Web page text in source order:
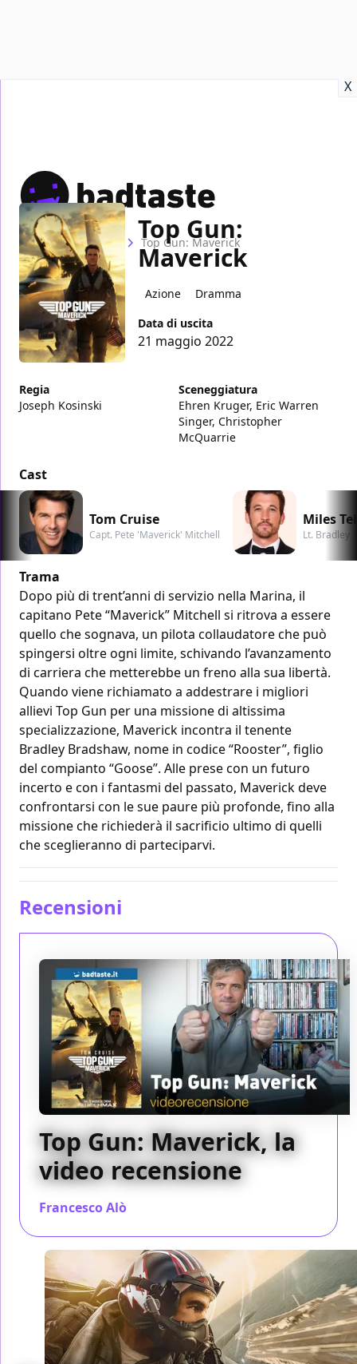
X
Home Film Top Gun: Maverick
Top Gun:
Maverick
Azione
Dramma
Data di uscita
21 maggio 2022
Regia
Joseph Kosinski
Sceneggiatura
Ehren Kruger, Eric Warren
Singer, Christopher
McQuarrie
Cast
Tom Cruise
Capt. Pete 'Maverick' Mitchell
Miles
Lt. Bradley
Trama
Dopo più di trent’anni di servizio nella Marina, il
capitano Pete “Maverick” Mitchell si ritrova a essere
quello che sognava, un pilota collaudatore che può
spingersi oltre ogni limite, schivando l’avanzamento
di carriera che metterebbe un freno alla sua libertà.
Quando viene richiamato a addestrare i migliori
allievi Top Gun per una missione di altissima
specializzazione, Maverick incontra il tenente
Bradley Bradshaw, nome in codice “Rooster”, figlio
del compianto “Goose”. Alle prese con un futuro
incerto e con i fantasmi del passato, Maverick deve
confrontarsi con le sue paure più profonde, fino alla
missione che richiederà il sacrificio ultimo di quelli
che sceglieranno di parteciparvi.
Recensioni
Top Gun: Maverick, la
video recensione
Francesco Alò